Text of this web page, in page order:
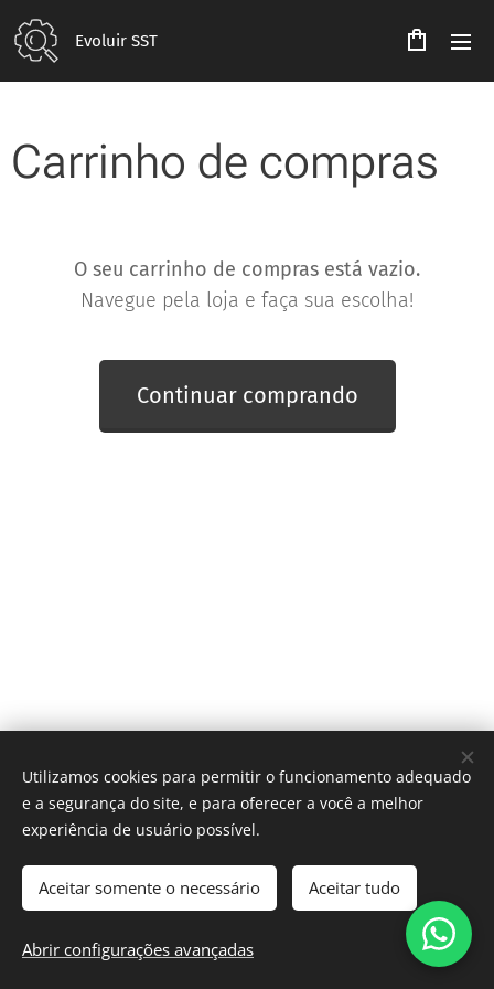
Evoluir SST
Carrinho de compras
O seu carrinho de compras está vazio.
Navegue pela loja e faça sua escolha!
Continuar comprando
Cookies
Utilizamos cookies para permitir o funcionamento adequado
e a segurança do site, e para oferecer a você a melhor
experiência de usuário possível.
Aceitar somente o necessário Aceitar tudo
Abrir configurações avançadas